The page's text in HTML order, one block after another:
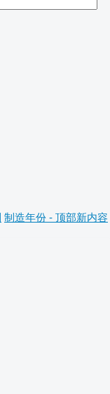
制造年份 - 顶部新内容